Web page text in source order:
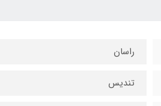
راسان
تندیس